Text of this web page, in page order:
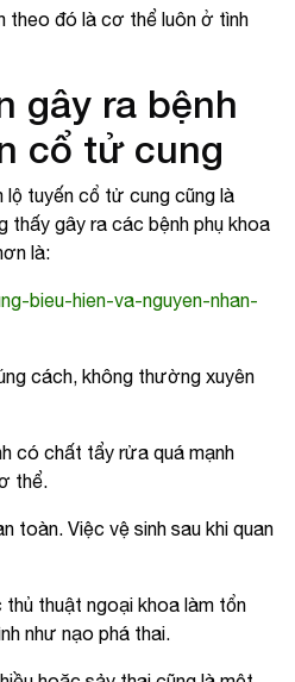
theo đó là cơ thể luôn ở tình
gây ra bệnh
cổ tử cung
lộ tuyến cổ tử cung cũng là
thấy gây ra các bệnh phụ khoa
là:
cách, không thường xuyên
có chất tẩy rửa quá mạnh
thể.
toàn. Việc vệ sinh sau khi quan
thuật ngoại khoa làm tổn
như nạo phá thai.